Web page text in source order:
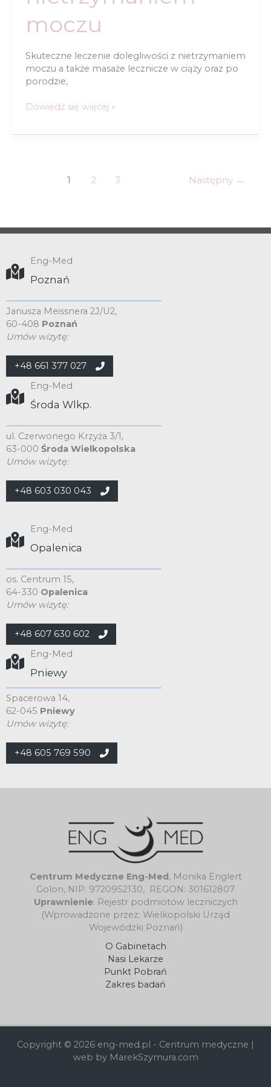
moczu
Skuteczne leczenie dolegliwości z nietrzymaniem
moczu a także masaże lecznicze w ciąży oraz po
porodzie,
Problem
nietrzymaniem
Dowiedz się więcej »
1 2 3 Następny →
Eng-Med
Poznań
Janusza Meissnera 2J/U2,
60-408 Poznań
Umów wizytę:
+48 661 377 027
Eng-Med
Środa Wlkp.
ul. Czerwonego Krzyża 3/1,
63-000 Środa Wielkopolska
Umów wizytę:
+48 603 030 043
Eng-Med
Opalenica
os. Centrum 15,
64-330 Opalenica
Umów wizytę:
+48 607 630 602
Eng-Med
Pniewy
Spacerowa 14,
62-045 Pniewy
Umów wizytę:
+48 605 769 590
Centrum Medyczne Eng-Med, Monika Englert
Golon, NIP: 9720952130, REGON: 301612807
Uprawnienie: Rejestr podmiotów leczniczych
(Wprowadzone przez: Wielkopolski Urząd
Wojewódzki Poznań)
O Gabinetach
Nasi Lekarze
Punkt Pobrań
Zakres badań
Copyright © 2026 eng-med.pl - Centrum medyczne |
web by MarekSzymura.com